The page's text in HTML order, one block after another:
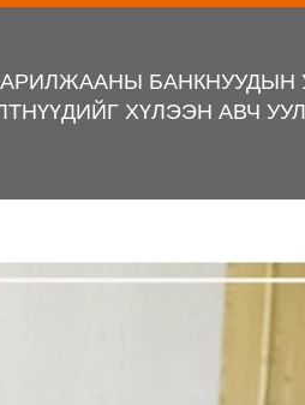
ХҮЛЭЭН АВЧ